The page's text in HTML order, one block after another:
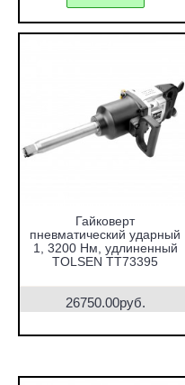
Гайковерт
пневматический ударный
1, 3200 Нм, удлиненный
TOLSEN TT73395
26750.00руб.